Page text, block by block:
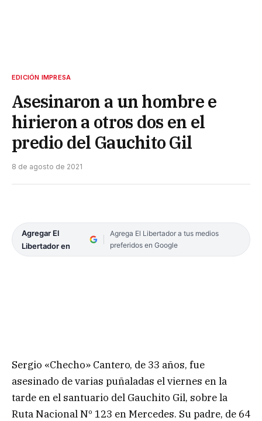
EDICIÓN IMPRESA
Asesinaron a un hombre e
hirieron a otros dos en el
predio del Gauchito Gil
8 de agosto de 2021
Agregar El
Libertador en
Agrega El Libertador a tus medios
preferidos en Google
Sergio «Checho» Cantero, de 33 años, fue
asesinado de varias puñaladas el viernes en la
tarde en el santuario del Gauchito Gil, sobre la
Ruta Nacional Nº 123 en Mercedes. Su padre, de 64